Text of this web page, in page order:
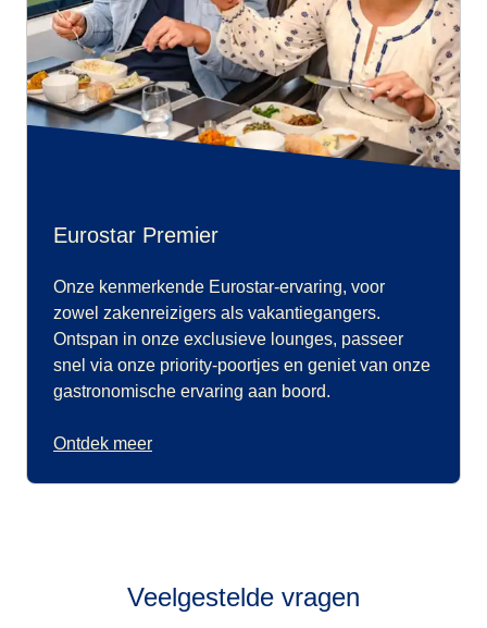
Eurostar Premier
Onze kenmerkende Eurostar-ervaring, voor
zowel zakenreizigers als vakantiegangers.
Ontspan in onze exclusieve lounges, passeer
snel via onze priority-poortjes en geniet van onze
gastronomische ervaring aan boord.
Ontdek meer
Veelgestelde vragen